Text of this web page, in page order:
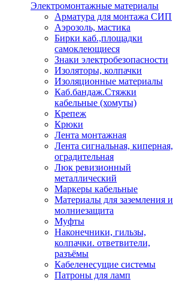
Электромонтажные материалы
Арматура для монтажа СИП
Аэрозоль, мастика
Бирки каб.,площадки
самоклеющиеся
Знаки электробезопасности
Изоляторы, колпачки
Изоляционные материалы
Каб.бандаж.Стяжки
кабельные (хомуты)
Крепеж
Крюки
Лента монтажная
Лента сигнальная, киперная,
оградительная
Люк ревизионный
металлический
Маркеры кабельные
Материалы для заземления и
молниезащита
Муфты
Наконечники, гильзы,
колпачки. ответвители,
разъёмы
Кабеленесущие системы
Патроны для ламп